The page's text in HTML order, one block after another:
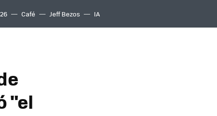
Café Jeff Bezos IA
"el